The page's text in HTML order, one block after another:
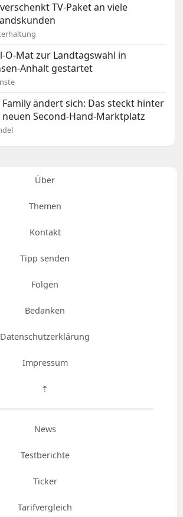
TV-Paket an viele
O-Mat zur Landtagswahl in
Anhalt gestartet
Family ändert sich: Das steckt hinter
Second-Hand-Marktplatz
Über
Themen
Kontakt
Tipp senden
Folgen
Bedanken
Datenschutzerklärung
Impressum
⇡
News
Testberichte
Ticker
Tarifvergleich